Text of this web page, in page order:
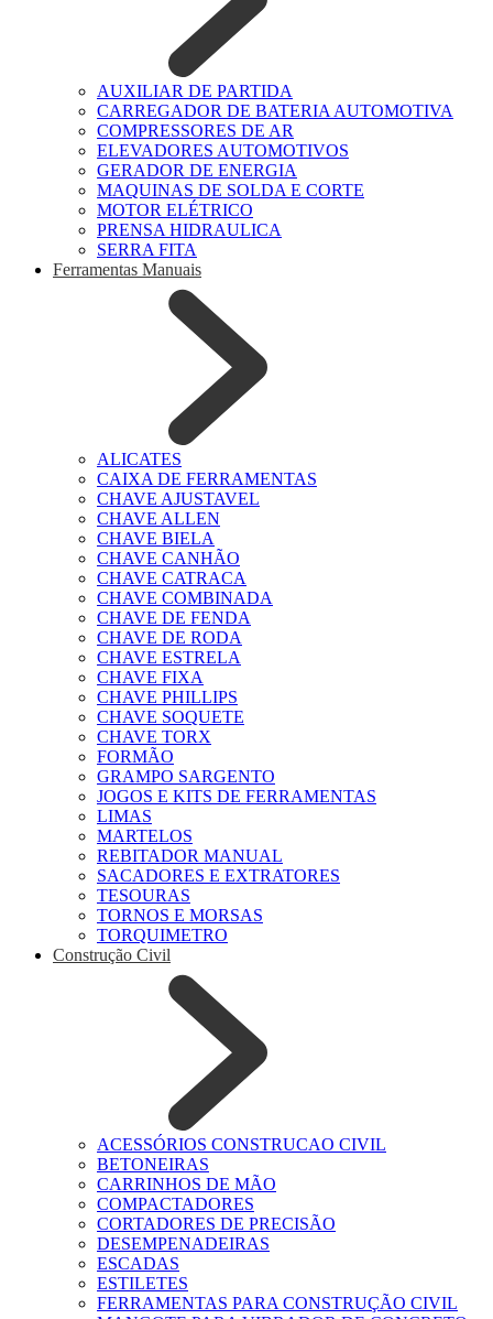
AUXILIAR DE PARTIDA
CARREGADOR DE BATERIA AUTOMOTIVA
COMPRESSORES DE AR
ELEVADORES AUTOMOTIVOS
GERADOR DE ENERGIA
MAQUINAS DE SOLDA E CORTE
MOTOR ELÉTRICO
PRENSA HIDRAULICA
SERRA FITA
Ferramentas Manuais
ALICATES
CAIXA DE FERRAMENTAS
CHAVE AJUSTAVEL
CHAVE ALLEN
CHAVE BIELA
CHAVE CANHÃO
CHAVE CATRACA
CHAVE COMBINADA
CHAVE DE FENDA
CHAVE DE RODA
CHAVE ESTRELA
CHAVE FIXA
CHAVE PHILLIPS
CHAVE SOQUETE
CHAVE TORX
FORMÃO
GRAMPO SARGENTO
JOGOS E KITS DE FERRAMENTAS
LIMAS
MARTELOS
REBITADOR MANUAL
SACADORES E EXTRATORES
TESOURAS
TORNOS E MORSAS
TORQUIMETRO
Construção Civil
ACESSÓRIOS CONSTRUCAO CIVIL
BETONEIRAS
CARRINHOS DE MÃO
COMPACTADORES
CORTADORES DE PRECISÃO
DESEMPENADEIRAS
ESCADAS
ESTILETES
FERRAMENTAS PARA CONSTRUÇÃO CIVIL